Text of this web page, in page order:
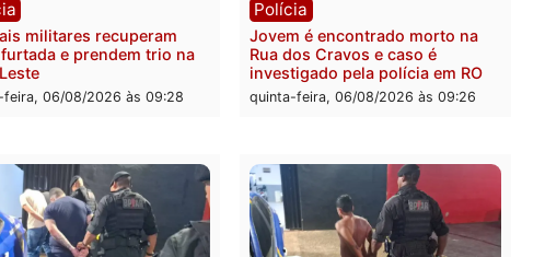
Polícia Militar apreende
explosivos e embarcação
durante patrulhamento fluvial no
Rio Madeira em Porto Velho
sexta-feira, 07/08/2026 às 09:27
entre caminhão e carro
quatro mortos em Porto
quinta-feira, 06/08/2026 às